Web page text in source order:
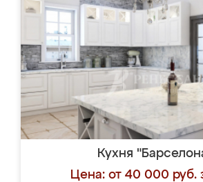
Кухня
Цена: от 40 000 руб.